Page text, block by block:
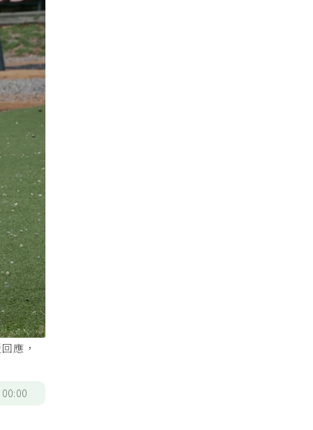
應，
00:00